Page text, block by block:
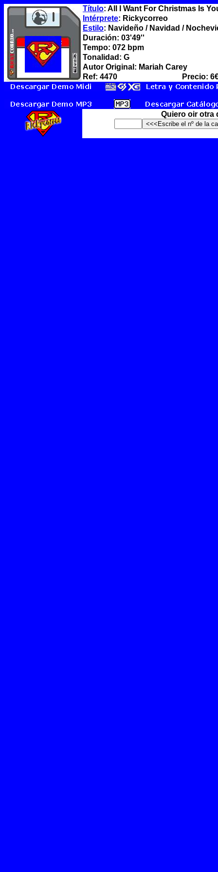
Título: All I Want For Christmas Is
Intérprete: Rickycorreo
Estilo: Navideño / Navidad /
Duración: 03'49''
Tempo: 072 bpm
Tonalidad: G
Autor Original: Mariah Carey
Ref: 4470
Precio:
Quiero oir otra